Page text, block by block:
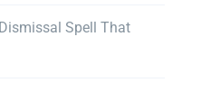
Spell That